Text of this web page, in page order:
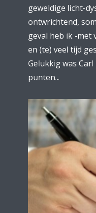
geweldige licht-
ontwrichtend,
geval heb ik -met
en (te) veel tijd
Gelukkig was
punten...